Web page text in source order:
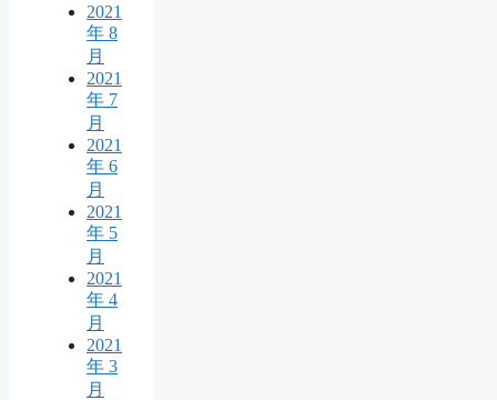
2021
年 8
月
2021
年 7
月
2021
年 6
月
2021
年 5
月
2021
年 4
月
2021
年 3
月